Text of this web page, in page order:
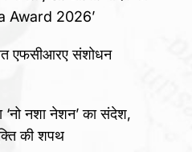
Award 2026’
एफसीआरए संशोधन
‘नो नशा नेशन’ का संदेश,
की शपथ